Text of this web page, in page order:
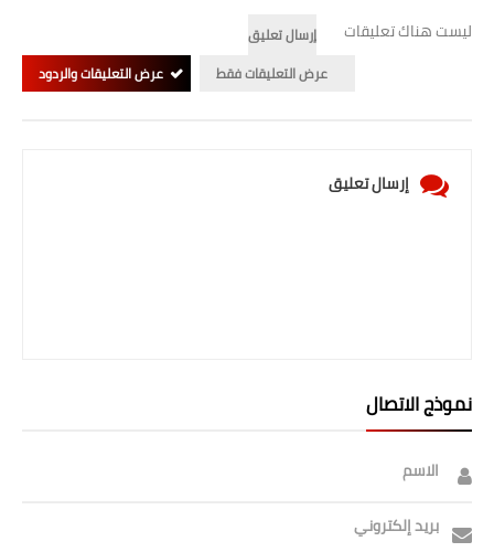
ليست هناك تعليقات
إرسال تعليق
عرض التعليقات فقط
عرض التعليقات والردود
إرسال تعليق
نموذج الاتصال
الاسم
بريد إلكتروني